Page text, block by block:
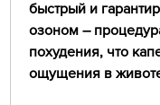
быстрый и
озоном –
похудения, что
ощущения в